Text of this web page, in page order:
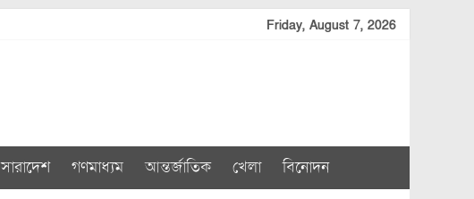
Friday, August 7, 2026
সারাদেশ গণমাধ্যম আন্তর্জাতিক খেলা বিনোদন